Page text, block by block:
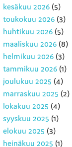
kesäkuu 2026 (5)
toukokuu 2026 (3)
huhtikuu 2026 (5)
maaliskuu 2026 (8)
helmikuu 2026 (3)
tammikuu 2026 (1)
joulukuu 2025 (4)
marraskuu 2025 (2)
lokakuu 2025 (4)
syyskuu 2025 (1)
elokuu 2025 (3)
heinäkuu 2025 (1)